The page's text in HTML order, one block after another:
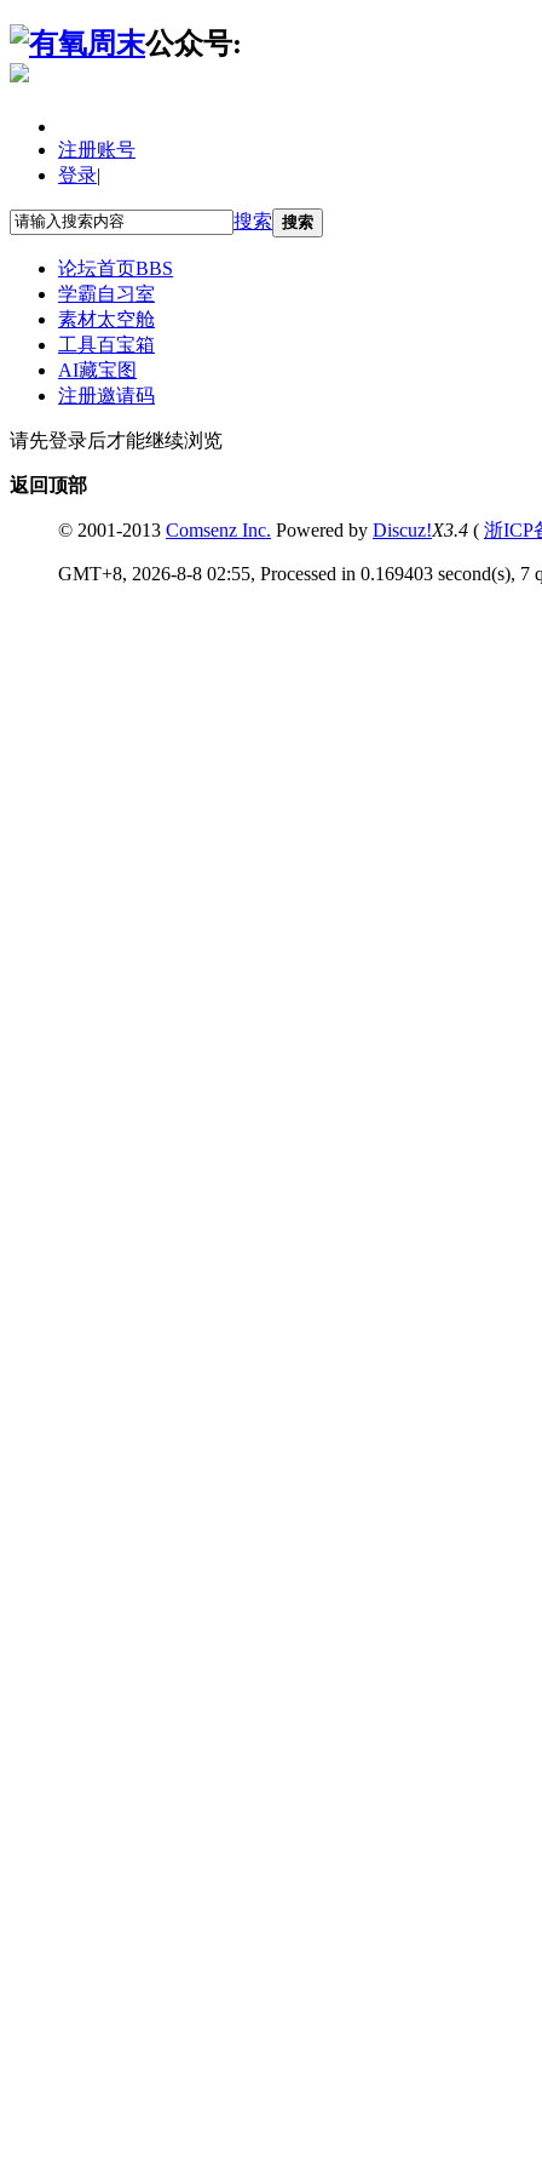
公众号:
注册账号
登录|
搜索 搜索
论坛首页BBS
学霸自习室
素材太空舱
工具百宝箱
AI藏宝图
注册邀请码
请先登录后才能继续浏览
返回顶部
© 2001-2013 Comsenz Inc. Powered by Discuz!X3.4 ( 浙ICP
GMT+8, 2026-8-8 02:55, Processed in 0.169403 second(s), 7